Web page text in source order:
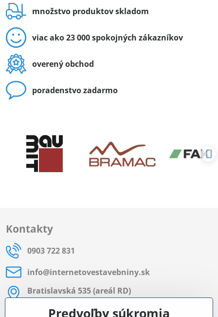
množstvo produktov skladom
viac ako 23 000 spokojných zákazníkov
overený obchod
poradenstvo zadarmo
Kontakty
0903 722 831
info​@internetovestavebniny​.sk
Bratislavská 535 (areál RD)
Most pri Bratislave
Predvoľby súkromia